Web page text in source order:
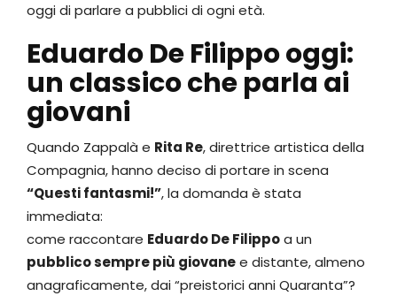
oggi di parlare a pubblici di ogni età.
Eduardo De Filippo oggi:
un classico che parla ai
giovani
Quando Zappalà e Rita Re, direttrice artistica della
Compagnia, hanno deciso di portare in scena
“Questi fantasmi!”, la domanda è stata
immediata:
come raccontare Eduardo De Filippoa un
pubblico sempre più giovanee distante, almeno
anagraficamente, dai “preistorici anni Quaranta”?